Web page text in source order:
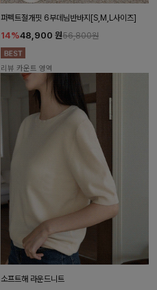
퍼펙트절개핏 6부데님반바지[S,M,L사이즈]
14%48,900 원56,800원
리뷰 카운트 영역
소프트해 라운드니트